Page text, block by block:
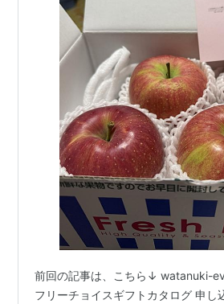
前回の記事は、こちら↓ watanuki-
フリーチョイスギフトカタログ 申し